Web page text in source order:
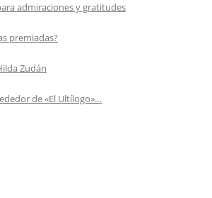
admiraciones y gratitudes
premiadas?
Zudán
de «El Ultílogo»…